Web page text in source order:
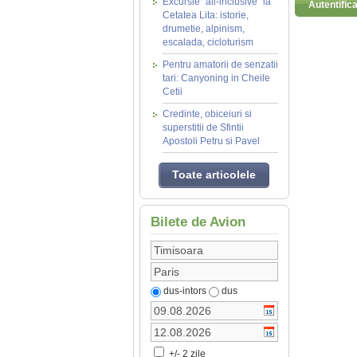
Cetatea Lita: istorie,
drumetie, alpinism,
escalada, cicloturism
Pentru amatorii de senzatii
tari: Canyoning in Cheile
Cetii
Credinte, obiceiuri si
superstitii de Sfintii
Apostoli Petru si Pavel
Toate articolele
Bilete de Avion
dus-intors dus
+/- 2 zile